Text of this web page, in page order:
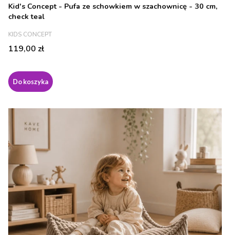
Kid's Concept - Pufa ze schowkiem w szachownicę - 30 cm,
check teal
PRODUCENT
KIDS CONCEPT
Cena
119,00 zł
Do koszyka